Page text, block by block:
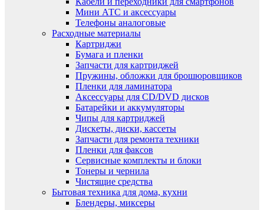
Мини АТС и аксессуары
Телефоны аналоговые
Расходные материалы
Картриджи
Бумага и пленки
Запчасти для картриджей
Пружины, обложки для брошюровщиков
Пленки для ламинатора
Аксессуары для CD/DVD дисков
Батарейки и аккумуляторы
Чипы для картриджей
Дискеты, диски, кассеты
Запчасти для ремонта техники
Пленки для факсов
Сервисные комплекты и блоки
Тонеры и чернила
Чистящие средства
Бытовая техника для дома, кухни
Блендеры, миксеры